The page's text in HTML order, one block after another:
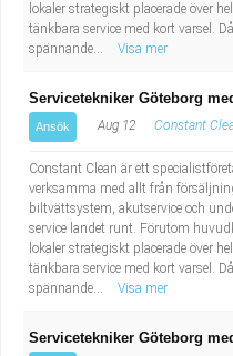
lokaler strategiskt placerade över
tänkbara service med kort varsel.
spännande...
Visa mer
Servicetekniker Göteborg
Ansök Aug 12 Constant
Constant Clean är ett
verksamma med allt från
biltvättsystem, akutservice och
service landet runt. Förutom
lokaler strategiskt placerade över
tänkbara service med kort varsel.
spännande...
Visa mer
Servicetekniker Göteborg